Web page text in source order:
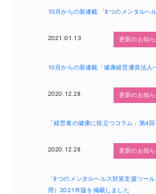
10月からの新連載 「8つのメンタルヘ
2021.01.13 更新のお知
10月からの新連載「健康経営優良法人
2020.12.28 更新のお知
「経営者の健康に役立つコラム」第4
2020.12.28 更新のお知
「8つのメンタルヘルス対策支援ツ
用）2021年版を掲載しました